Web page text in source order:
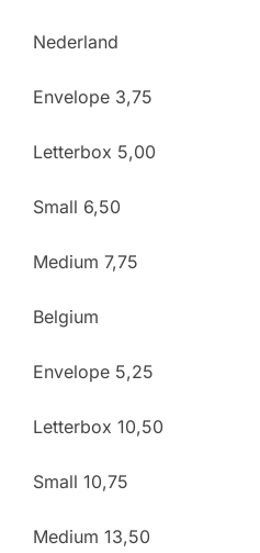
Nederland
Envelope 3,75
Letterbox 5,00
Small 6,50
Medium 7,75
Belgium
Envelope 5,25
Letterbox 10,50
Small 10,75
Medium 13,50